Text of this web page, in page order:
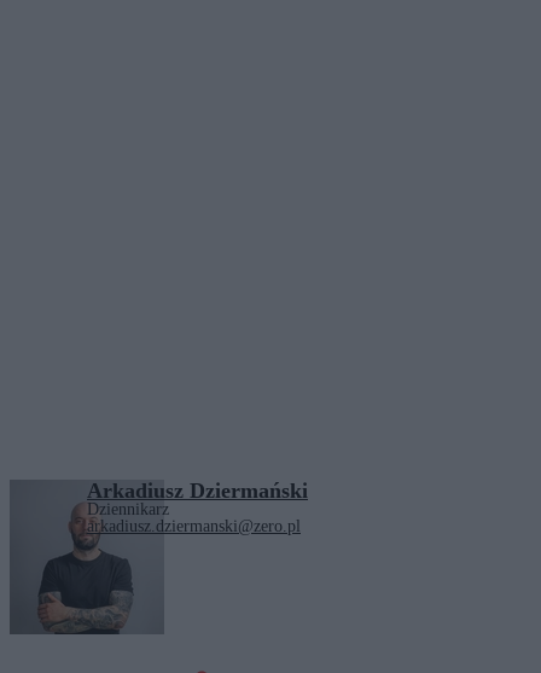
Arkadiusz Dziermański
Dziennikarz
arkadiusz.dziermanski@zero.pl
Tagi:technologie